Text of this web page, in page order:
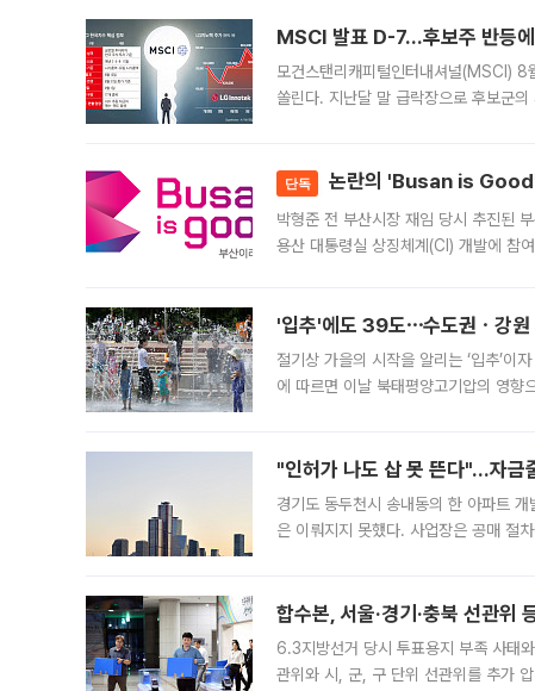
MSCI 발표 D-7…후보주 반등
모건스탠리캐피털인터내셔널(MSCI) 8
쏠린다. 지난달 말 급락장으로 후보군
단독 논란의 'Busan is
박형준 전 부산시장 재임 당시 추진된
용산 대통령실 상징체계(CI) 개발에 참
'입추'에도 39도⋯수도권ㆍ강원
절기상 가을의 시작을 알리는 ‘입추’
에 따르면 이날 북태평양고기압의 영
"인허가 나도 삽 못 뜬다"…자
경기도 동두천시 송내동의 한 아파트
은 이뤄지지 못했다. 사업장은 공매 절
합수본, 서울·경기·충북 선관위
6.3지방선거 당시 투표용지 부족 사태
관위와 시, 군, 구 단위 선관위를 추가